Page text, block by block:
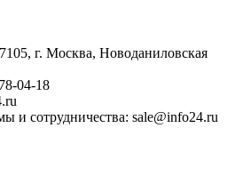
г. Москва, Новоданиловская
04-18
и сотрудничества: sale@info24.ru